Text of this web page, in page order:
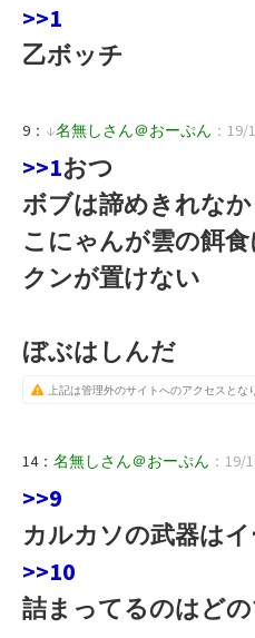
>>1
乙ボッチ
9： ↓名無しさん＠おーぷん ：19/
>>1おつ
ボブは諦めきれな
こにゃんが雲の餌
クンが置けない
ぼぶはしんだ
上記は管理外のサイトへのアクセスとな
14： 名無しさん＠おーぷん ：19/
>>9
カルカソの武器はイ
>>10
詰まってるのはど